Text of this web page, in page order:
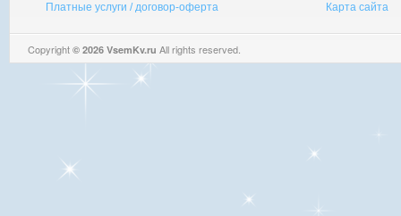
Платные услуги / договор-оферта
Карта сайта
Copyright © 2026 VsemKv.ru All rights reserved.